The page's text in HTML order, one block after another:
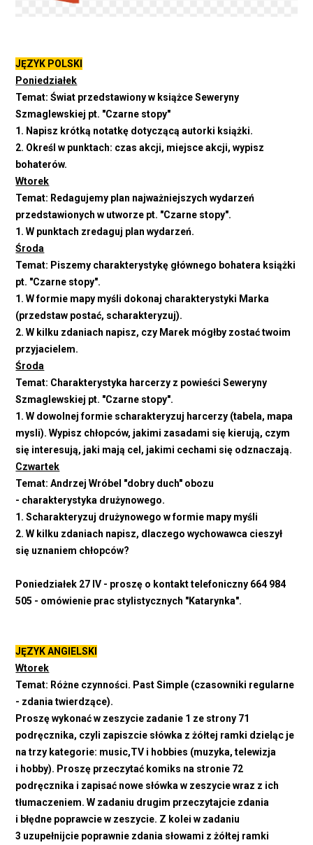
JĘZYK POLSKI
Poniedziałek
Temat: Świat przedstawiony w książce Seweryny
Szmaglewskiej pt. "Czarne stopy"
1. Napisz krótką notatkę dotyczącą autorki książki.
2. Określ w punktach: czas akcji, miejsce akcji, wypisz
bohaterów.
Wtorek
Temat: Redagujemy plan najważniejszych wydarzeń
przedstawionych w utworze pt. "Czarne stopy".
1. W punktach zredaguj plan wydarzeń.
Środa
Temat: Piszemy charakterystykę głównego bohatera książki
pt. "Czarne stopy".
1. W formie mapy myśli dokonaj charakterystyki Marka
(przedstaw postać, scharakteryzuj).
2. W kilku zdaniach napisz, czy Marek mógłby zostać twoim
przyjacielem.
Środa
Temat: Charakterystyka harcerzy z powieści Seweryny
Szmaglewskiej pt. "Czarne stopy".
1. W dowolnej formie scharakteryzuj harcerzy (tabela, mapa
mysli). Wypisz chłopców, jakimi zasadami się kierują, czym
się interesują, jaki mają cel, jakimi cechami się odznaczają.
Czwartek
Temat: Andrzej Wróbel "dobry duch" obozu
- charakterystyka drużynowego.
1. Scharakteryzuj drużynowego w formie mapy myśli
2. W kilku zdaniach napisz, dlaczego wychowawca cieszył
się uznaniem chłopców?
Poniedziałek 27 IV - proszę o kontakt telefoniczny 664 984
505 - omówienie prac stylistycznych "Katarynka".
JĘZYK ANGIELSKI
Wtorek
Temat: Różne czynności. Past Simple (czasowniki regularne
- zdania twierdzące).
Proszę wykonać w zeszycie zadanie 1 ze strony 71
podręcznika, czyli zapiszcie słówka z żółtej ramki dzieląc je
na trzy kategorie: music,TV i hobbies (muzyka, telewizja
i hobby). Proszę przeczytać komiks na stronie 72
podręcznika i zapisać nowe słówka w zeszycie wraz z ich
tłumaczeniem. W zadaniu drugim przeczytajcie zdania
i błędne poprawcie w zeszycie. Z kolei w zadaniu
3 uzupełnijcie poprawnie zdania słowami z żółtej ramki